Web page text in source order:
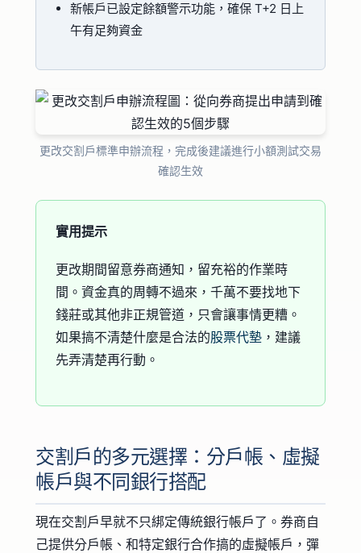
新帳戶已設定餘額警示功能，確保 T+2 日上
午有足夠資金
更改交割戶標準申辦流程，完成後建議進行小額測試交易
確認生效
實用提示
更改期間留意券商通知，留充裕的作業時
間。資金真的周轉不過來，千萬不要找地下
錢莊或其他非正規管道，只會讓事情更糟。
如果搞不清楚什麼是合法的股票代墊 ，建議
先弄清楚再行動。
交割戶的多元選擇：分戶帳、虛擬
帳戶與不同銀行搭配
現在交割戶早就不只綁定傳統銀行帳戶了。券商自
己提供分戶帳、和特定銀行合作搞的虛擬帳戶，彈